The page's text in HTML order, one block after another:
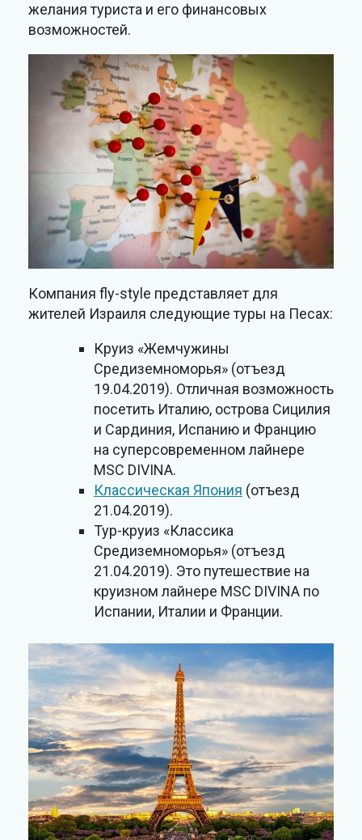
желания туриста и его финансовых
возможностей.
Компания fly-style представляет для
жителей Израиля следующие туры на Песах:
Круиз «Жемчужины
Средиземноморья» (отъезд
19.04.2019). Отличная возможность
посетить Италию, острова Сицилия
и Сардиния, Испанию и Францию
на суперсовременном лайнере
MSC DIVINA.
Классическая Япония (отъезд
21.04.2019).
Тур-круиз «Классика
Средиземноморья» (отъезд
21.04.2019). Это путешествие на
круизном лайнере MSC DIVINA по
Испании, Италии и Франции.